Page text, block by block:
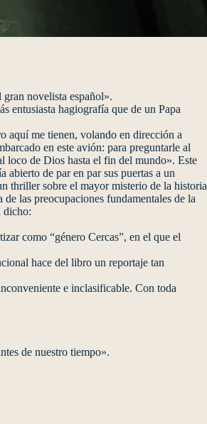
novelista español».
entusiasta hagiografía que de un Papa
aquí me tienen, volando en dirección a
en este avión: para preguntarle al
loco de Dios hasta el fin del mundo». Este
abierto de par en par sus puertas a un
thriller sobre el mayor misterio de la historia
las preocupaciones fundamentales de la
dicho:
como “género Cercas”, en el que el
hace del libro un reportaje tan
e inclasificable. Con toda
de nuestro tiempo».